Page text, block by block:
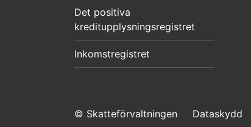
Det positiva
kreditupplysningsregistret
Inkomstregistret
© Skatteförvaltningen Dataskydd